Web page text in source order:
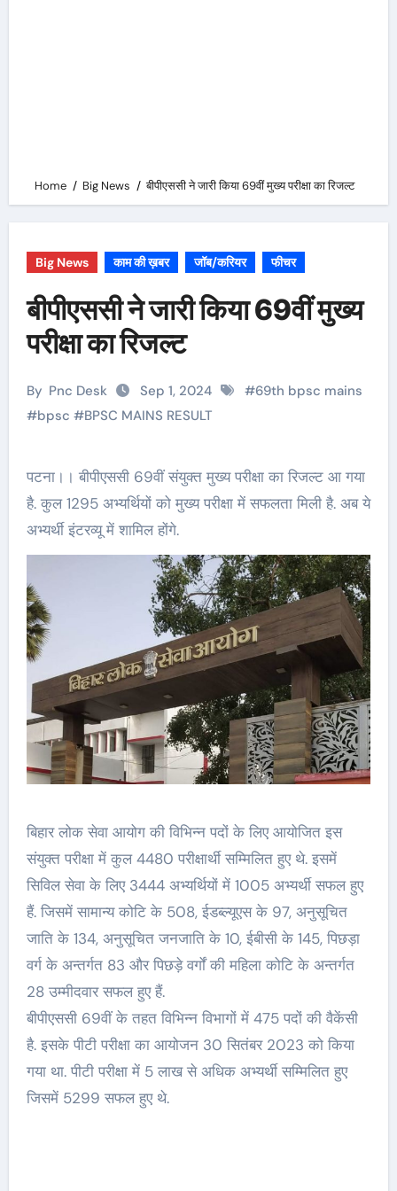
Home Big News बीपीएससी ने जारी किया 69वीं मुख्य परीक्षा का रिजल्ट
Big News काम की ख़बर जॉब/करियर फीचर
बीपीएससी ने जारी किया 69वीं मुख्य
परीक्षा का रिजल्ट
By Pnc Desk Sep 1, 2024 #69th bpsc mains
#bpsc #BPSC MAINS RESULT
पटना।। बीपीएससी 69वीं संयुक्त मुख्य परीक्षा का रिजल्ट आ गया
है. कुल 1295 अभ्यर्थियों को मुख्य परीक्षा में सफलता मिली है. अब ये
अभ्यर्थी इंटरव्यू में शामिल होंगे.
बिहार लोक सेवा आयोग की विभिन्न पदों के लिए आयोजित इस
संयुक्त परीक्षा में कुल 4480 परीक्षार्थी सम्मिलित हुए थे. इसमें
सिविल सेवा के लिए 3444 अभ्यर्थियों में 1005 अभ्यर्थी सफल हुए
हैं. जिसमें सामान्य कोटि के 508, ईडब्ल्यूएस के 97, अनुसूचित
जाति के 134, अनुसूचित जनजाति के 10, ईबीसी के 145, पिछड़ा
वर्ग के अन्तर्गत 83 और पिछड़े वर्गों की महिला कोटि के अन्तर्गत
28 उम्मीदवार सफल हुए हैं.
बीपीएससी 69वीं के तहत विभिन्न विभागों में 475 पदों की वैकेंसी
है. इसके पीटी परीक्षा का आयोजन 30 सितंबर 2023 को किया
गया था. पीटी परीक्षा में 5 लाख से अधिक अभ्यर्थी सम्मिलित हुए
जिसमें 5299 सफल हुए थे.